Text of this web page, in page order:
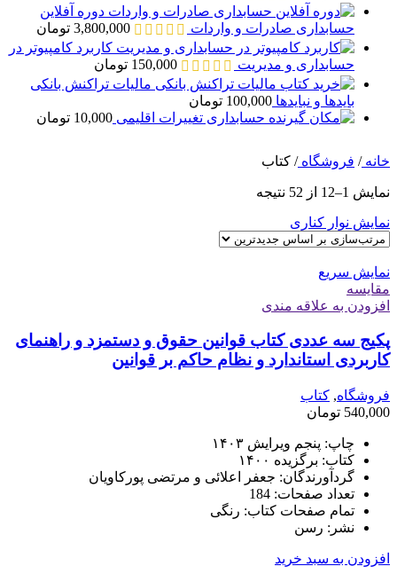
دوره آفلاین
حسابداری صادرات و واردات
3,800,000 تومان
کاربرد کامپیوتر در
حسابداری و مدیریت
150,000 تومان
مالیات تراکنش بانکی
بایدها و نبایدها 100,000 تومان
حسابداری تغییرات اقلیمی 10,000 تومان
خانه/ فروشگاه/ کتاب
نمایش 1–12 از 52 نتیجه
جدیدترین
نمایش نوار کناری
نمایش سریع
مقايسه
افزودن به علاقه مندی
پکیج سه عددی کتاب قوانین حقوق و دستمزد و راهنمای
کاربردی استاندارد و نظام حاکم بر قوانین
فروشگاه, کتاب
540,000 تومان
چاپ: پنجم ویرایش ۱۴۰۳
کتاب: برگزیده ۱۴۰۰
گردآورندگان: جعفر اعلائی و مرتضی پورکاویان
تعداد صفحات: 184
تمام صفحات کتاب: رنگی
نشر: رسن
افزودن به سبد خرید